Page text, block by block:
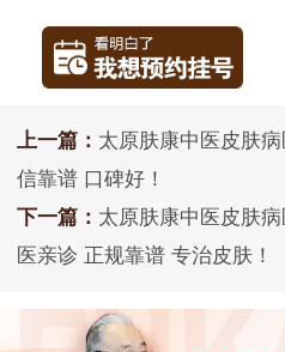
上一篇： 太原肤康中医皮肤
信靠谱 口碑好！
下一篇： 太原肤康中医皮肤
医亲诊 正规靠谱 专治皮肤！